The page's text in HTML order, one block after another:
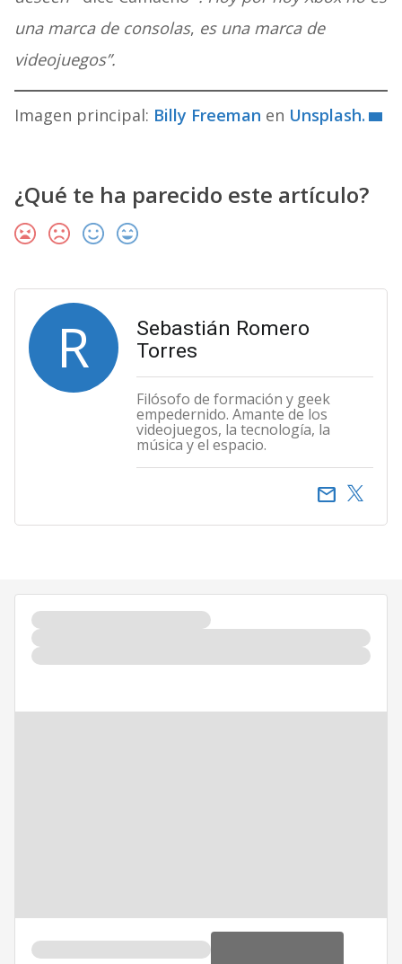
una marca de consolas, es una marca de
videojuegos”.
Imagen principal: Billy Freeman en Unsplash.
¿Qué te ha parecido este artículo?
R
Sebastián Romero
Torres
Filósofo de formación y geek
empedernido. Amante de los
videojuegos, la tecnología, la
música y el espacio.
email